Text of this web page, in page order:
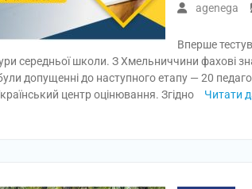
agenega
Вперше
середньої школи. З Хмельниччини фахові
допущенні до наступного етапу — 20
центр оцінювання. Згідно
Читати